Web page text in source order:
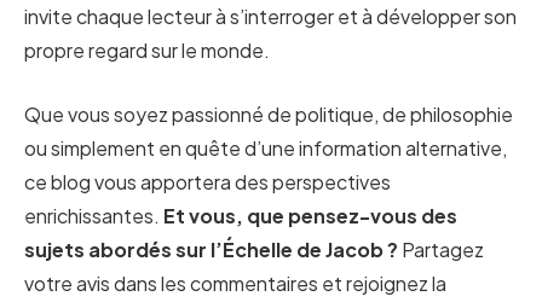
invite chaque lecteur à s’interroger et à développer son
propre regard sur le monde.
Que vous soyez passionné de politique, de philosophie
ou simplement en quête d’une information alternative,
ce blog vous apportera des perspectives
enrichissantes. Et vous, que pensez-vous des
sujets abordés sur l’Échelle de Jacob ? Partagez
votre avis dans les commentaires et rejoignez la